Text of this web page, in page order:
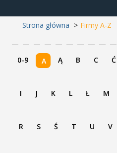
Strona główna Firmy A-Z
0-9 A Ą B C Ć
I J K L Ł M
R S Ś T U V